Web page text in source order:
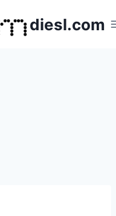
diesl.com